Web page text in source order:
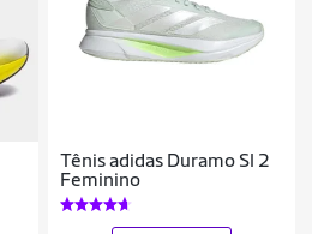
Tênis adidas Duramo Sl 2
Feminino